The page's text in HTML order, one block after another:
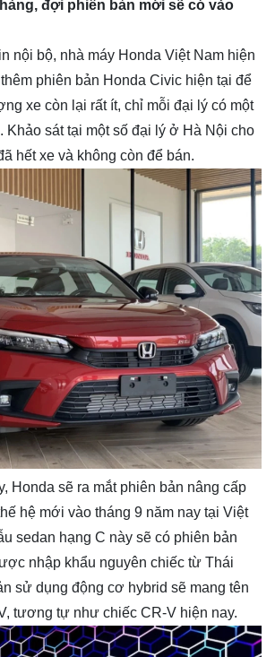
đợi phiên bản mới sẽ có vào
nội bộ, nhà máy Honda Việt Nam hiện
phiên bản Honda Civic hiện tại để
xe còn lại rất ít, chỉ mỗi đại lý có một
Khảo sát tại một số đại lý ở Hà Nội cho
hết xe và không còn để bán.
Honda sẽ ra mắt phiên bản nâng cấp
hệ mới vào tháng 9 năm nay tại Việt
sedan hạng C này sẽ có phiên bản
nhập khẩu nguyên chiếc từ Thái
sử dụng động cơ hybrid sẽ mang tên
tương tự như chiếc CR-V hiện nay.